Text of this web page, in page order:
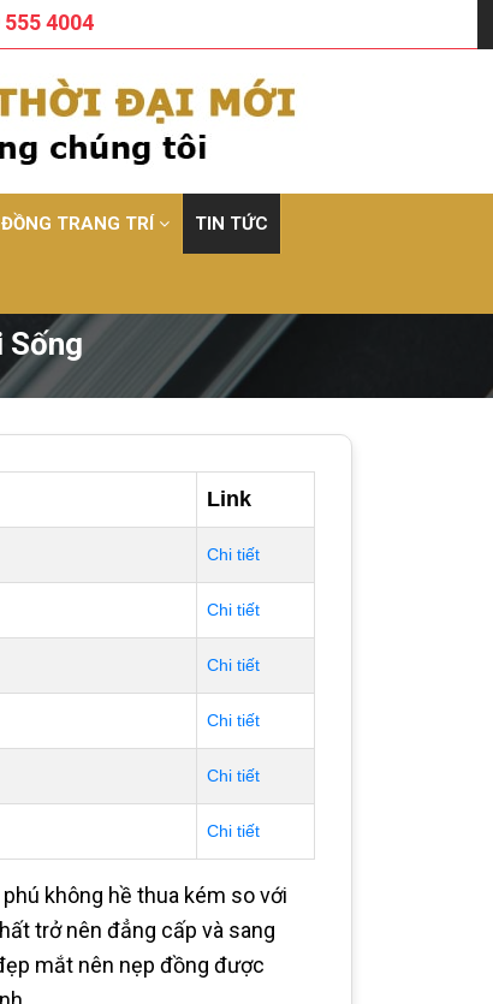
4004
TRANG TRÍ TIN TỨC
Sống
Link
Chi tiết
Chi tiết
Chi tiết
Chi tiết
Chi tiết
Chi tiết
không hề thua kém so với
trở nên đẳng cấp và sang
mắt nên nẹp đồng được